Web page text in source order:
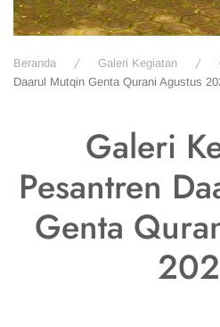
Beranda Galeri Kegiatan
Daarul Mutqin Genta Qurani Agustus
Galeri
Pesantren
Genta